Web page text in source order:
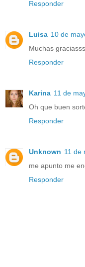
Responder
Luisa 10 de
Muchas
Responder
Karina 11 de
Oh que buen
Responder
Unknown 11 de
me apunto me
Responder